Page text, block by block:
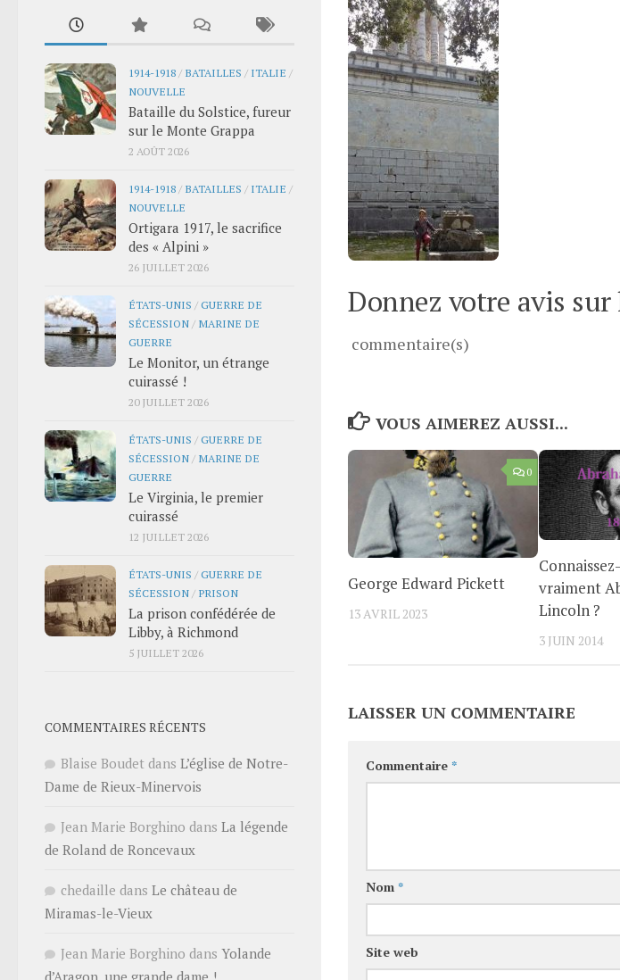
Donnez votre avis
commentaire(s)
VOUS AIMEREZ AUSSI...
0
George Edward Pickett
13 AVRIL 2023
vraiment
Lincoln ?
3 JUIN 2014
LAISSER UN COMMENTAIRE
Commentaire *
Nom *
Site web
1914-1918 / BATAILLES / ITALIE /
NOUVELLE
Bataille du Solstice, fureur
sur le Monte Grappa
2 AOÛT 2026
1914-1918 / BATAILLES / ITALIE /
NOUVELLE
Ortigara 1917, le sacrifice
des « Alpini »
26 JUILLET 2026
ÉTATS-UNIS /GUERRE DE
SÉCESSION / MARINE DE
GUERRE
Le Monitor, un étrange
cuirassé !
20 JUILLET 2026
ÉTATS-UNIS /GUERRE DE
SÉCESSION / MARINE DE
GUERRE
Le Virginia, le premier
cuirassé
12 JUILLET 2026
ÉTATS-UNIS /GUERRE DE
SÉCESSION / PRISON
La prison confédérée de
Libby, à Richmond
5 JUILLET 2026
COMMENTAIRES RÉCENTS
Blaise Boudet dans L’église de Notre-
Dame de Rieux-Minervois
Jean Marie Borghino dans La légende
de Roland de Roncevaux
chedaille dans Le château de
Miramas-le-Vieux
Jean Marie Borghino dans Yolande
d’Aragon, une grande dame !